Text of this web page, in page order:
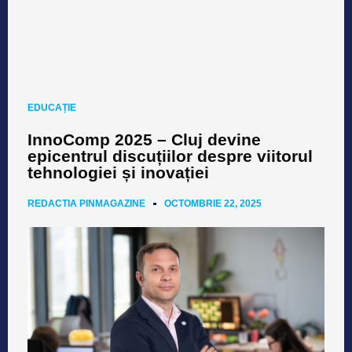
EDUCAȚIE
InnoComp 2025 – Cluj devine
epicentrul discuțiilor despre viitorul
tehnologiei și inovației
REDACTIA PINMAGAZINE OCTOMBRIE 22, 2025